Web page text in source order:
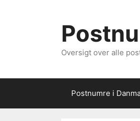
Oversigt over alle
Postnumre i